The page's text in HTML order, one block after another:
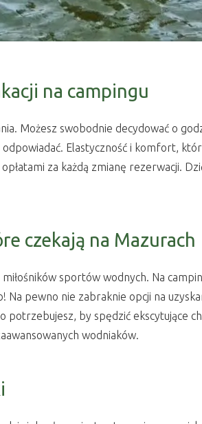
na campingu
Możesz swobodnie decydować o
Elastyczność i komfort,
za każdą zmianę rezerwacji.
czekają na Mazurach
sportów wodnych. Na
pewno nie zabraknie opcji na
potrzebujesz, by spędzić ekscytujące
wodniaków.